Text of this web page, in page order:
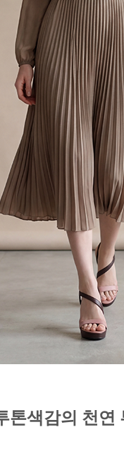
톤색감의 천연